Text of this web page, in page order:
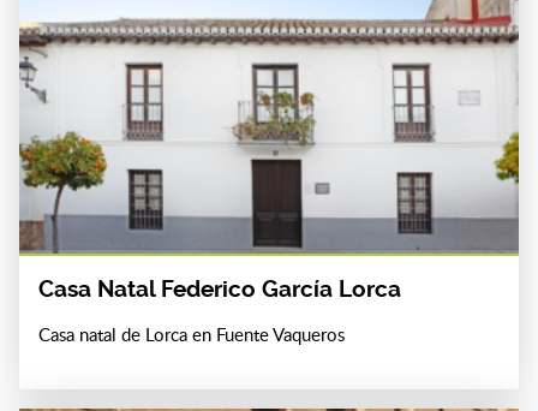
Casa Natal Federico García Lorca
Casa natal de Lorca en Fuente Vaqueros